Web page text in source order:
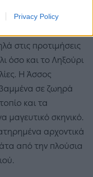
Privacy Policy
στις προτιμήσεις
όσο και το Ληξούρι
Η Άσσος
σε ζωηρά
και τα
μαγευτικό σκηνικό.
αρχοντικά
από την πλούσια